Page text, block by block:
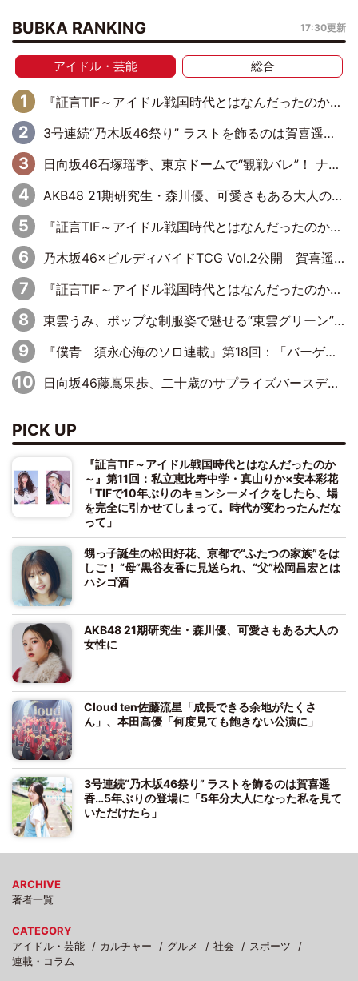
BUBKA RANKING 17:30更新
アイドル・芸能 総合
『証言TIF～アイドル戦国時代とはなんだったのか～』第6回：でんぱ組.inc・古川未鈴×相沢梨紗「『ハロプロやりたかったな』って言ったら、夢眠ねむさんに『てめえはでんぱ組．incなんだよ！』って肩パンされて(笑)」
3号連続“乃木坂46祭り” ラストを飾るのは賀喜遥香…5年ぶりの登場に「5年分大人になった私を見ていただけたら」
日向坂46石塚瑶季、東京ドームで“観戦バレ”！ ナイツ・塙も認めた「巨人に詳しすぎるアイドル」は元VENUSスクール生で杉内コーチ推し⁉
AKB48 21期研究生・森川優、可愛さもある大人の女性に
『証言TIF～アイドル戦国時代とはなんだったのか～』第10回：さくら学院・武藤彩未×飯田らうら「正直、中3で辞めるというのを信じてなくて。そう言われてはいたけど、嘘でしょって」
乃木坂46×ビルディバイドTCG Vol.2公開 賀喜遥香＆田村真佑が『京まふ』ステージに登壇
『証言TIF～アイドル戦国時代とはなんだったのか～』第8回：Negicco・Nao☆×Megu×Kaede「東京からオファーが来たのと、梨の皮剥きとどっちが大事なんだって」
東雲うみ、ポップな制服姿で魅せる“東雲グリーン”の正体
『僕青 須永心海のソロ連載』第18回：「バーゲンセールハンターみうな inしまむら」編
日向坂46藤嶌果歩、二十歳のサプライズバースデーに大喜び「頼られる先輩になれるように努力していきたい」
PICK UP
『証言TIF～アイドル戦国時代とはなんだったのか
～』第11回：私立恵比寿中学・真山りか×安本彩花
「TIFで10年ぶりのキョンシーメイクをしたら、場
を完全に引かせてしまって。時代が変わったんだな
って」
甥っ子誕生の松田好花、京都で“ふたつの家族”をは
しご！ “母”黒谷友香に見送られ、“父”松岡昌宏とは
ハシゴ酒
AKB48 21期研究生・森川優、可愛さもある大人の
女性に
Cloud ten佐藤流星「成長できる余地がたくさ
ん」、本田高優「何度見ても飽きない公演に」
3号連続“乃木坂46祭り” ラストを飾るのは賀喜遥
香…5年ぶりの登場に「5年分大人になった私を見て
いただけたら」
ARCHIVE
著者一覧
CATEGORY
アイドル・芸能
カルチャー グルメ 社会
スポーツ
連載・コラム